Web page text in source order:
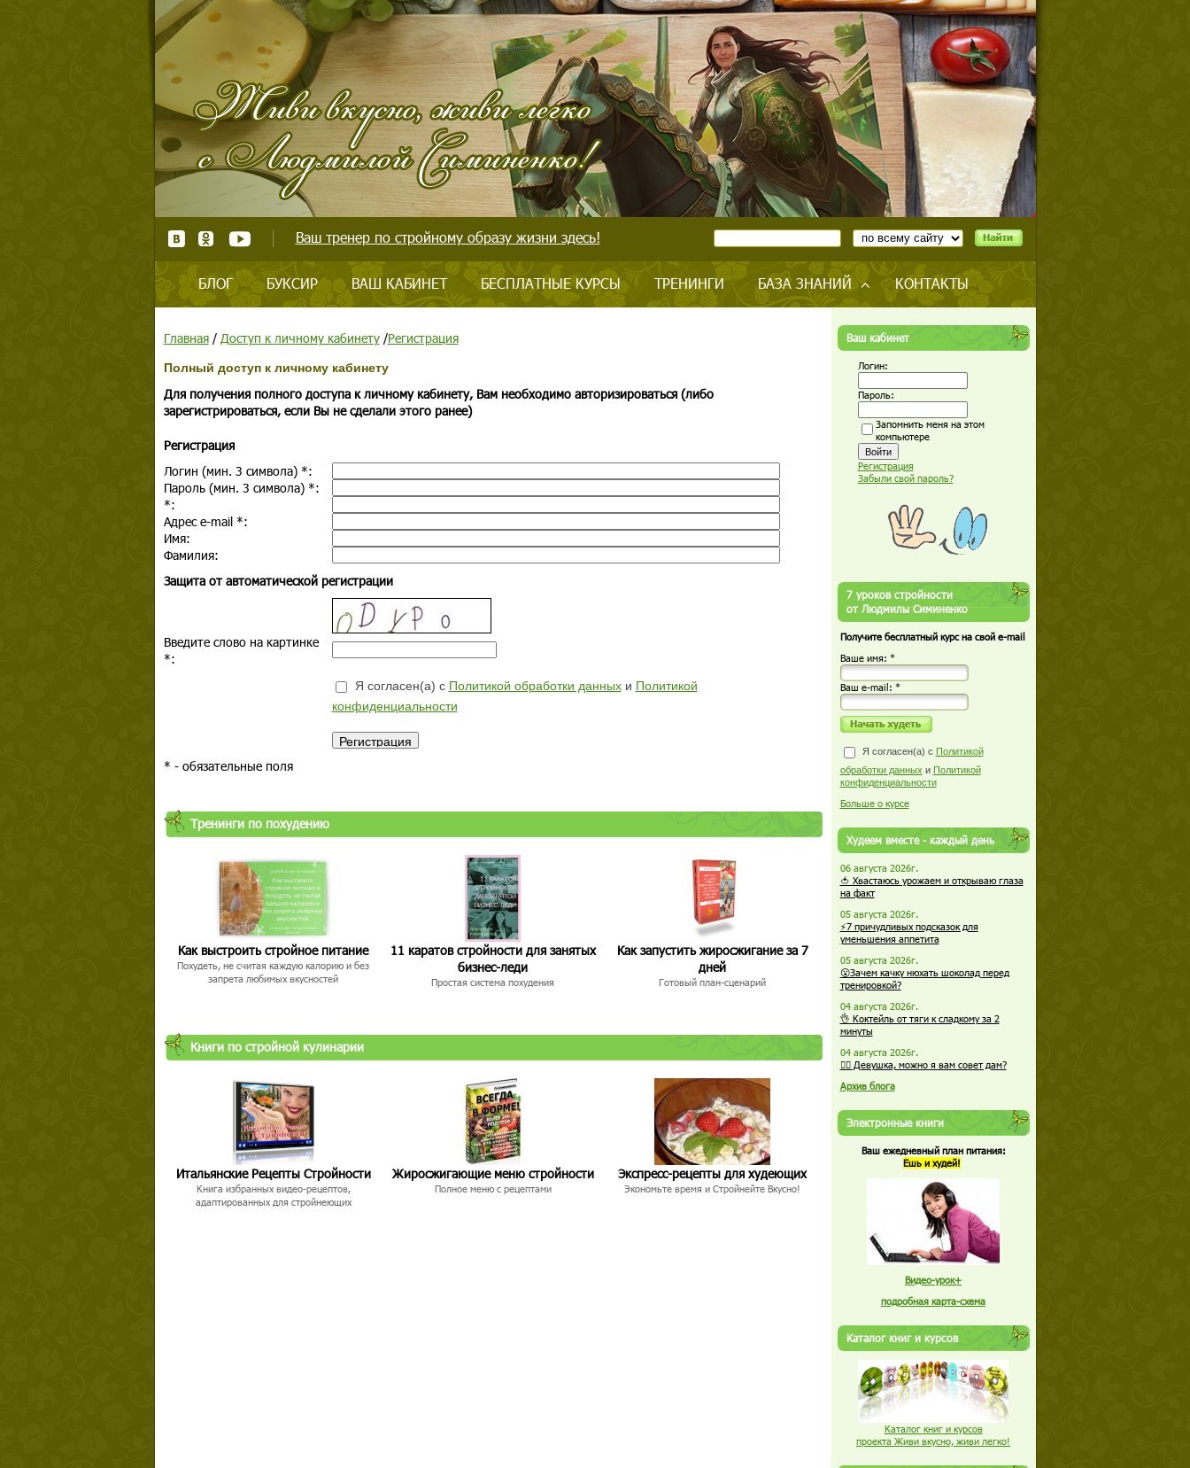
Ваш тренер по стройному образу жизни здесь!
БЛОГ БУКСИР ВАШ КАБИНЕТ БЕСПЛАТНЫЕ КУРСЫ ТРЕНИНГИ БАЗА ЗНАНИЙ КОНТАКТЫ
Главная/ Доступ к личному кабинету/Регистрация
Полный доступ к личному кабинету
Для получения полного доступа к личному кабинету, Вам необходимо авторизироваться (либо
зарегистрироваться, если Вы не сделали этого ранее)
Регистрация
Логин (мин. 3 символа) *:
Пароль (мин. 3 символа) *:
*:
Адрес e-mail *:
Имя:
Фамилия:
Защита от автоматической регистрации
Введите слово на картинке
*:
Я согласен(а) с Политикой обработки данныхи Политикой
конфиденциальности
* - обязательные поля
Тренинги по похудению
Как выстроить стройное питание
Похудеть, не считая каждую калорию и без
запрета любимых вкусностей
11 каратов стройности для занятых
бизнес-леди
Простая система похудения
Как запустить жиросжигание за 7
дней
Готовый план-сценарий
Книги по стройной кулинарии
Итальянские Рецепты Стройности
Книга избранных видео-рецептов,
адаптированных для стройнеющих
Жиросжигающие меню стройности
Полное меню с рецептами
Экспресс-рецепты для худеющих
Экономьте время и Стройнейте Вкусно!
Ваш кабинет
Логин:
Пароль:
Запомнить меня на этом
компьютере
Регистрация
Забыли свой пароль?
7 уроков стройности
от Людмилы Симиненко
Получите бесплатный курс на свой e-mail
Ваше имя: *
Ваш е-mail: *
Я согласен(а) с Политикой
обработки данных и Политикой
конфиденциальности
Больше о курсе
Худеем вместе - каждый день
06 августа 2026г.
🍅 Хвастаюсь урожаем и открываю глаза
на факт
05 августа 2026г.
⚡7 причудливых подсказок для
уменьшения аппетита
05 августа 2026г.
😮Зачем качку нюхать шоколад перед
тренировкой?
04 августа 2026г.
👌 Коктейль от тяги к сладкому за 2
минуты
04 августа 2026г.
🏋️‍♀️ Девушка, можно я вам совет дам?
Архив блога
Электронные книги
Ваш ежедневный план питания:
Ешь и худей!
Видео-урок+
подробная карта-схема
Каталог книг и курсов
Каталог книг и курсов
проекта Живи вкусно, живи легко!